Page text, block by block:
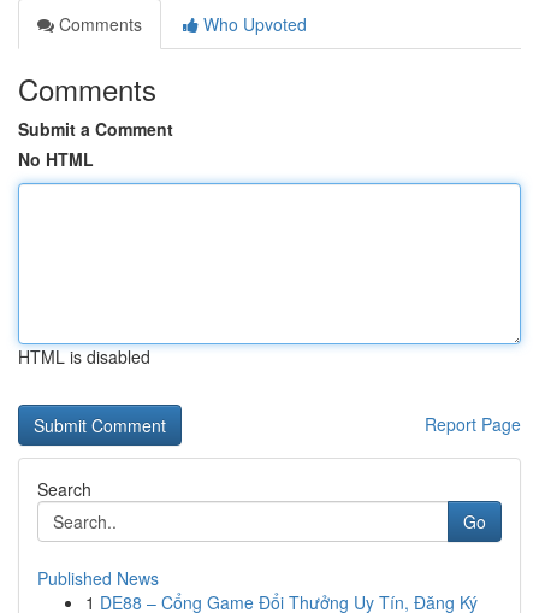
Comments
Who Upvoted
Comments
Submit a Comment
No HTML
HTML is disabled
Report Page
Search
Go
Published News
1 DE88 – Cổng Game Đổi Thưởng Uy Tín, Đăng Ký